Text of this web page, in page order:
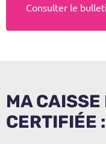
Consulter le
MA
CERTIFIÉE